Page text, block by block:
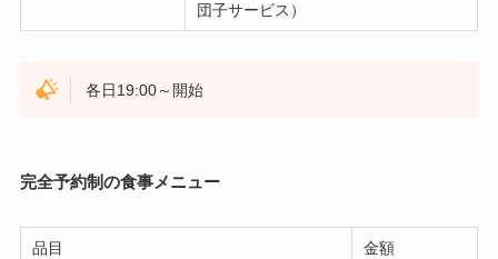
団子サービス）
各日19:00～開始
完全予約制の食事メニュー
品目 金額